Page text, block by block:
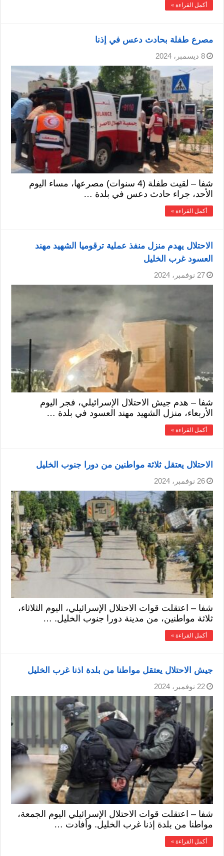
أكمل القراءة »
مصرع طفلة بحادث دعس في إذنا
8 ديسمبر، 2024
شفا – لقيت طفلة (4 سنوات) مصرعها، مساء اليوم
الأحد، جراء حادث دعس في بلدة …
أكمل القراءة »
الاحتلال يهدم منزل منفذ عملية ترقوميا الشهيد مهند
العسود غرب الخليل
27 نوفمبر، 2024
شفا – هدم جيش الاحتلال الإسرائيلي، فجر اليوم
الأربعاء، منزل الشهيد مهند العسود في بلدة …
أكمل القراءة »
الاحتلال يعتقل ثلاثة مواطنين من دورا جنوب الخليل
26 نوفمبر، 2024
شفا – اعتقلت قوات الاحتلال الإسرائيلي، اليوم الثلاثاء،
ثلاثة مواطنين، من مدينة دورا جنوب الخليل. …
أكمل القراءة »
جيش الاحتلال يعتقل مواطنا من بلدة اذنا غرب الخليل
22 نوفمبر، 2024
شفا – اعتقلت قوات الاحتلال الإسرائيلي اليوم الجمعة،
مواطنا من بلدة إذنا غرب الخليل. وأفادت …
أكمل القراءة »